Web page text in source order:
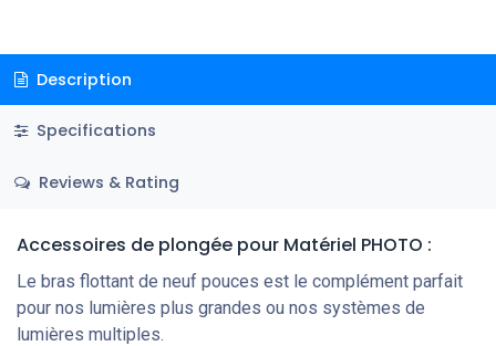
Description
Specifications
Reviews & Rating
Accessoires de plongée pour Matériel PHOTO :
Le bras flottant de neuf pouces est le complément parfait
pour nos lumières plus grandes ou nos systèmes de
lumières multiples.